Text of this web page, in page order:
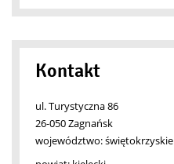
Kontakt
ul. Turystyczna 86
26-050 Zagnańsk
województwo:świętokrzyskie